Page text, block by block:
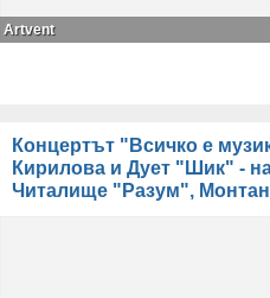
Artvent
Концертът "Всичко е
Кирилова и Дует "Шик" -
Читалище "Разум",